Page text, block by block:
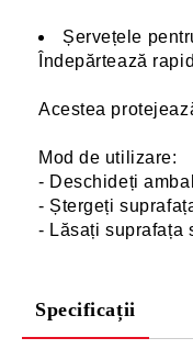
Șervețele
Îndepărtează
Acestea
Mod de utilizare:
- Deschideți
- Ștergeți
- Lăsați suprafața
Specificații